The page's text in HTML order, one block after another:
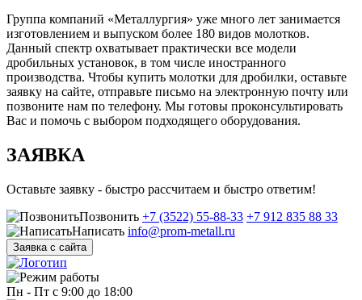
Группа компаний «Металлургия» уже много лет занимается
изготовлением и выпуском более 180 видов молотков.
Данный спектр охватывает практически все модели
дробильных установок, в том числе иностранного
производства. Чтобы купить молотки для дробилки, оставьте
заявку на сайте, отправьте письмо на электронную почту или
позвоните нам по телефону. Мы готовы проконсультировать
Вас и помочь с выбором подходящего оборудования.
ЗАЯВКА
Оставьте заявку - быстро рассчитаем и быстро ответим!
Позвонить +7 (3522) 55-88-33 +7 912 835 88 33
Написать info@prom-metall.ru
Заявка с сайта
Пн - Пт с 9:00 до 18:00